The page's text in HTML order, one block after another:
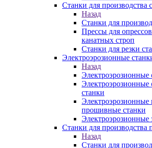
Станки для производства
Назад
Станки для
Прессы для
канатных строп
Станки для резки
Электроэрозионные
Назад
Электроэрозионные
Электроэрозионные
станки
Электроэрозионные
прошивные станки
Электроэрозионные
Станки для производства
Назад
Станки для